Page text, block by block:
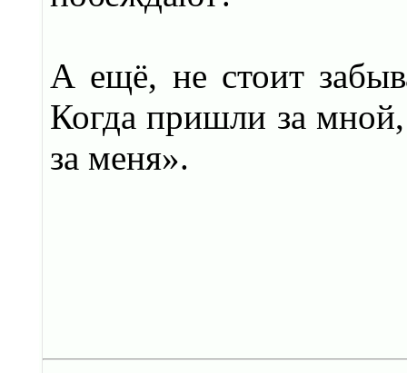
А ещё, не стоит
Когда пришли за мной,
за меня».